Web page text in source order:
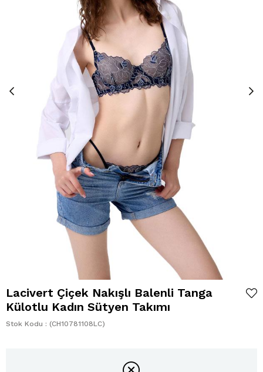
Lacivert Çiçek Nakışlı Balenli Tanga
Külotlu Kadın Sütyen Takımı
Stok Kodu (CH10781108LC)